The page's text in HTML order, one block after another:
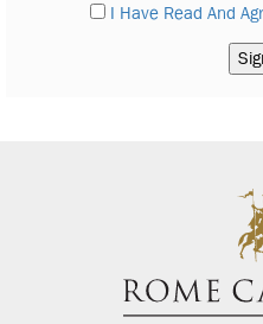
I Have Read And